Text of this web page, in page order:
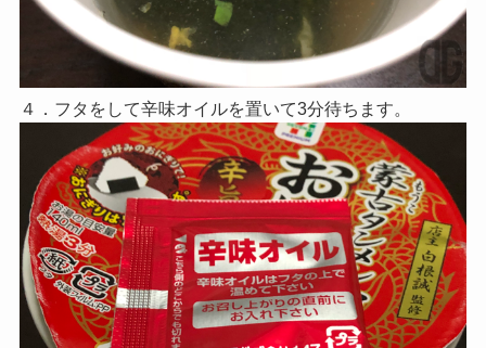
４．フタをして辛味オイルを置いて3分待ちます。